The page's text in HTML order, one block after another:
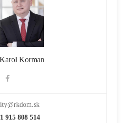
Korman
915 808 514